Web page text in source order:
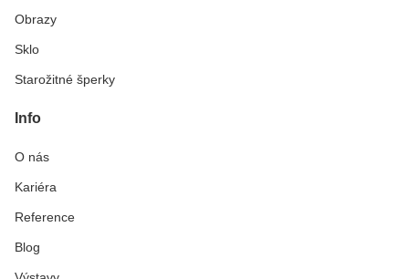
Obrazy
Sklo
Starožitné šperky
Info
O nás
Kariéra
Reference
Blog